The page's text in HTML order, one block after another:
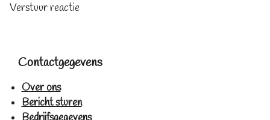
Verstuur reactie
Contactgegevens
Over ons
Bericht sturen